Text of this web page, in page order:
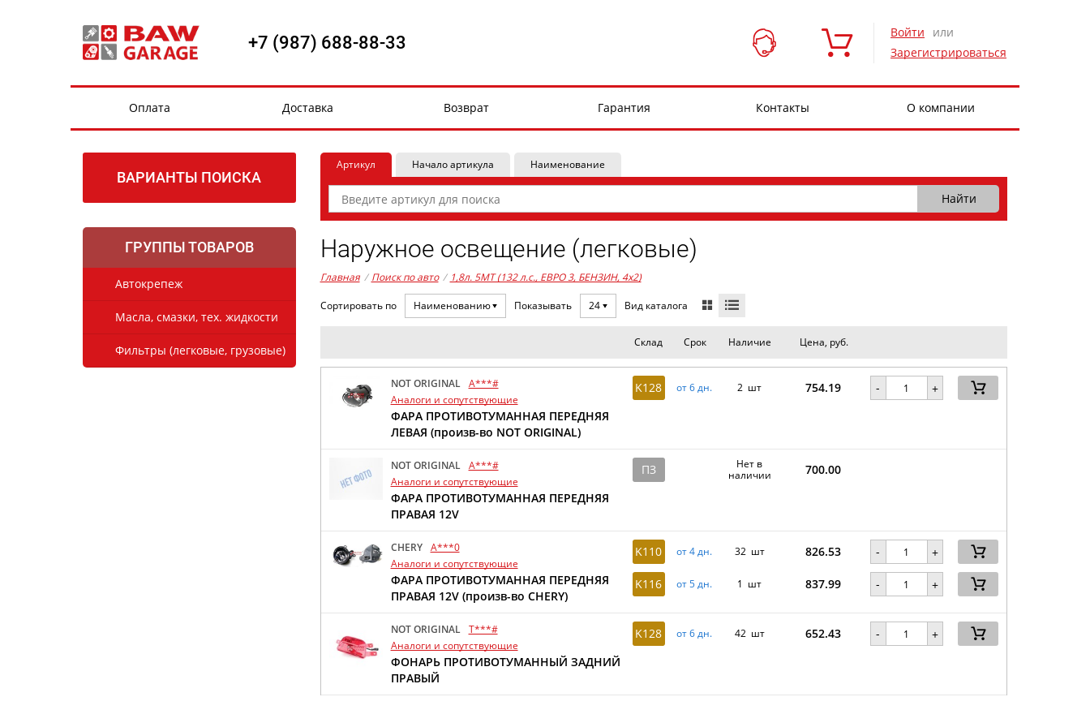
+7 (987) 688-88-33 Войти
или
Зарегистрироваться
Оплата Доставка Возврат Гарантия Контакты О компании
ВАРИАНТЫ ПОИСКА
ГРУППЫ ТОВАРОВ
Автокрепеж
Масла, смазки, тех. жидкости
Фильтры (легковые, грузовые)
Артикул Начало артикула Наименование
Наружное освещение (легковые)
Главная / Поиск по авто / 1,8л. 5MT (132 л.с., ЕВРО 3, БЕНЗИН, 4x2)
Сортировать по Наименованию Показывать 24 Вид каталога
Склад Срок Наличие Цена, руб.
NOT ORIGINAL
A***#
Аналоги и сопутствующие
ФАРА ПРОТИВОТУМАННАЯ ПЕРЕДНЯЯ
ЛЕВАЯ (произв-во NOT ORIGINAL)
K128 от 6 дн. 2 шт 754.19 - +
NOT ORIGINAL
A***#
Аналоги и сопутствующие
ФАРА ПРОТИВОТУМАННАЯ ПЕРЕДНЯЯ
ПРАВАЯ 12V
ПЗ
Нет в
наличии
700.00
CHERY
A***0
Аналоги и сопутствующие
ФАРА ПРОТИВОТУМАННАЯ ПЕРЕДНЯЯ
ПРАВАЯ 12V (произв-во CHERY)
K110 от 4 дн. 32 шт 826.53 - +
K116 от 5 дн. 1 шт 837.99 - +
NOT ORIGINAL
T***#
Аналоги и сопутствующие
ФОНАРЬ ПРОТИВОТУМАННЫЙ ЗАДНИЙ
ПРАВЫЙ
K128 от 6 дн. 42 шт 652.43 - +